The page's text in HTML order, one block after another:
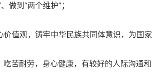
做到“两个维护”；
观，铸牢中华民族共同体意识，为国
耐劳，身心健康，有较好的人际沟通和